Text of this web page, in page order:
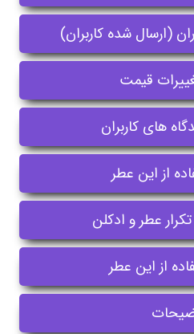
(ارسال شده کاربران)
قیمت
های کاربران
از این عطر
عطر و ادکلن
از این عطر